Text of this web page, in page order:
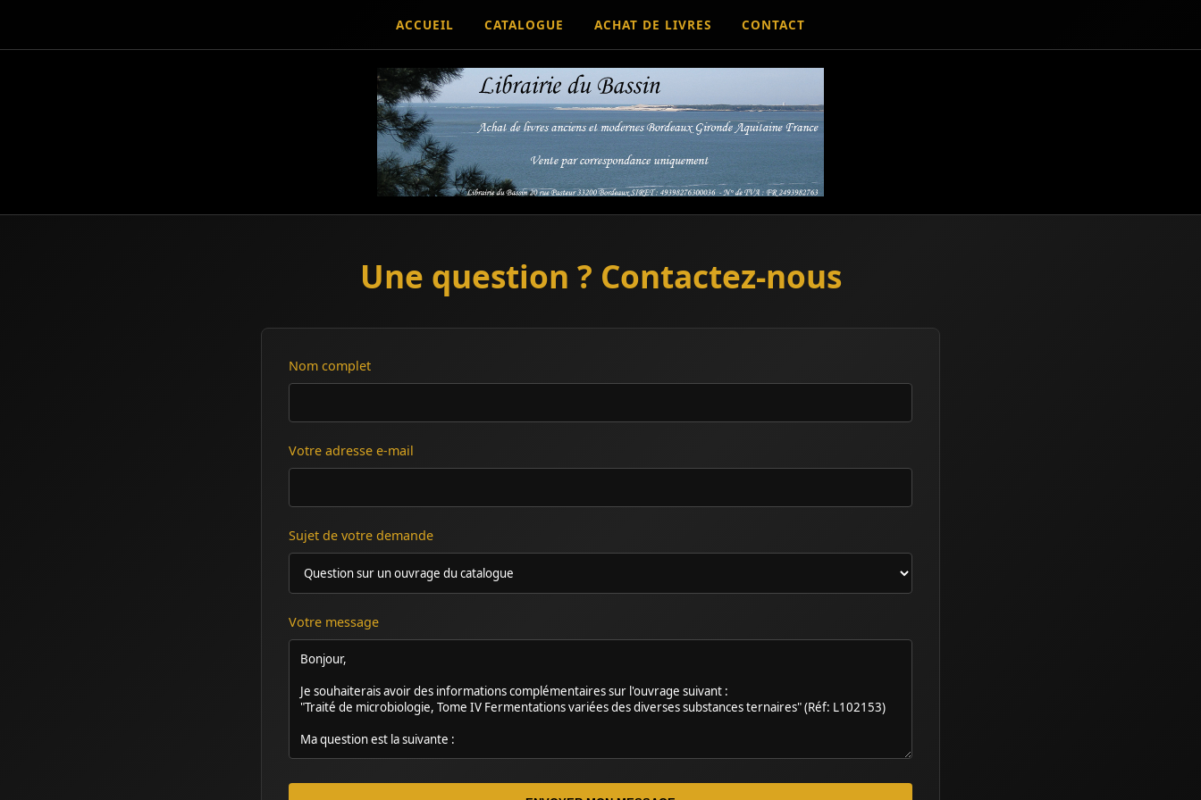
ACCUEIL CATALOGUE ACHAT DE LIVRES CONTACT
Une question ? Contactez-nous
Nom complet
Votre adresse e-mail
Sujet de votre demande
Votre message